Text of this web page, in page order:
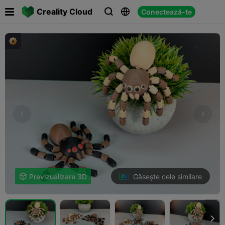
Creality Cloud   Conectează-te
 
 Previzualizare 3D Găsește cele similare
